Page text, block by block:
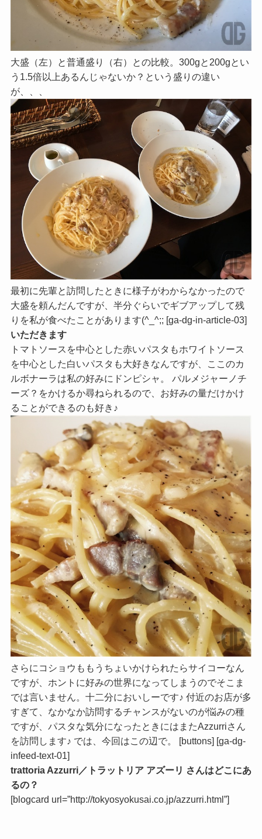
大盛（左）と普通盛り（右）との比較。300gと200gとい
う1.5倍以上あるんじゃないか？という盛りの違い
が、、、
最初に先輩と訪問したときに様子がわからなかったので
大盛を頼んだんですが、半分ぐらいでギブアップして残
りを私が食べたことがあります(^_^;; [ga-dg-in-article-03]
いただきます
トマトソースを中心とした赤いパスタもホワイトソース
を中心とした白いパスタも大好きなんですが、ここのカ
ルボナーラは私の好みにドンピシャ。 パルメジャーノチ
ーズ？をかけるか尋ねられるので、お好みの量だけかけ
ることができるのも好き♪
さらにコショウももうちょいかけられたらサイコーなん
ですが、ホントに好みの世界になってしまうのでそこま
では言いません。十二分においしーです♪ 付近のお店が多
すぎて、なかなか訪問するチャンスがないのが悩みの種
ですが、パスタな気分になったときにはまたAzzurriさん
を訪問します♪ では、今回はこの辺で。 [buttons] [ga-dg-
infeed-text-01]
trattoria Azzurri／トラットリア アズーリ さんはどこにあ
るの？
[blogcard url=”http://tokyosyokusai.co.jp/azzurri.html”]